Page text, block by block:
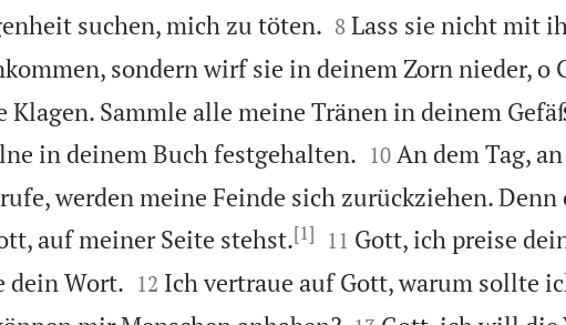
suchen, mich zu töten.
8 Lass sie nicht mit
sondern wirf sie in deinem Zorn nieder, o
Klagen. Sammle alle meine Tränen in deinem
in deinem Buch festgehalten.
10 An dem Tag,
werden meine Feinde sich zurückziehen. Denn
auf meiner Seite stehst.[1]
11 Gott, ich preise
dein Wort.
12 Ich vertraue auf Gott, warum sollte